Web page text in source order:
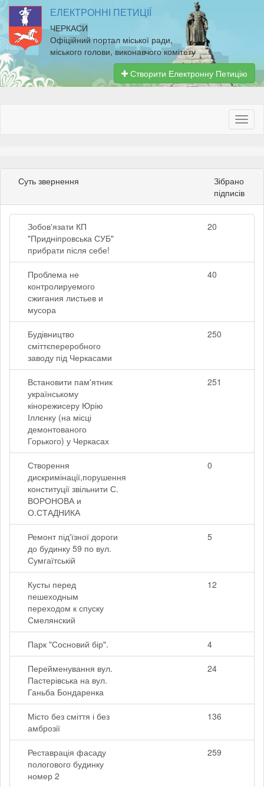
ЕЛЕКТРОННІ ПЕТИЦІЇ
ЧЕРКАСИ
Офіційний портал міської ради,
міського голови, виконавчого комітету
Створити Електронну Петицію
Суть звернення
Зібрано
підписів
Зобов'язати КП
"Придніпровська СУБ"
прибрати після себе!
20
Проблема не
контролируемого
сжигания листьев и
мусора
40
Будівництво
сміттєпереробного
заводу під Черкасами
250
Встановити пам'ятник
українському
кінорежисеру Юрію
Іллєнку (на місці
демонтованого
Горького) у Черкасах
251
Створення
дискримінації,порушення
конституції звільнити С.
ВОРОНОВА и
О.СТАДНИКА
0
Ремонт під'їзної дороги
до будинку 59 по вул.
Сумгаїтській
5
Кусты перед
пешеходным
переходом к спуску
Смелянский
12
Парк "Сосновий бір". 4
Перейменування вул.
Пастерівська на вул.
Ганьба Бондаренка
24
Місто без сміття і без
амброзії
136
Реставрація фасаду
пологового будинку
номер 2
259